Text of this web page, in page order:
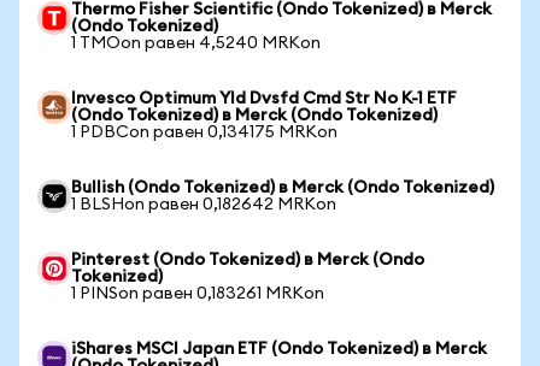
Thermo Fisher Scientific (Ondo Tokenized) в Merck
(Ondo Tokenized)
1 TMOon равен 4,5240 MRKon
Invesco Optimum Yld Dvsfd Cmd Str No K-1 ETF
(Ondo Tokenized) в Merck (Ondo Tokenized)
1 PDBCon равен 0,134175 MRKon
Bullish (Ondo Tokenized) в Merck (Ondo Tokenized)
1 BLSHon равен 0,182642 MRKon
Pinterest (Ondo Tokenized) в Merck (Ondo
Tokenized)
1 PINSon равен 0,183261 MRKon
iShares MSCI Japan ETF (Ondo Tokenized) в Merck